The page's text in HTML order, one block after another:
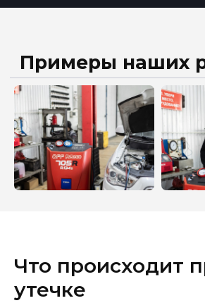
Что происходит
утечке